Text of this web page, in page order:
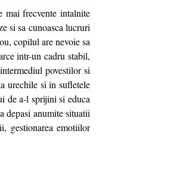
mai frecvente intalnite
si sa cunoasca lucruri
copilul are nevoie sa
intr-un cadru stabil,
povestilor si
urechile si in sufletele
de a-l sprijini si educa
depasi anumite situatii
gestionarea emotiilor